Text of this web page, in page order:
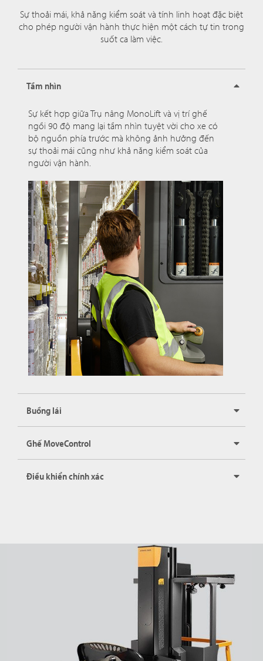
Sự thoải mái, khả năng kiểm soát và tính linh hoạt đặc biệt
cho phép người vận hành thực hiện một cách tự tin trong
suốt ca làm việc.
Tầm nhìn
Sự kết hợp giữa Trụ nâng MonoLift và vị trí ghế
ngồi 90 độ mang lại tầm nhìn tuyệt vời cho xe có
bộ nguồn phía trước mà không ảnh hưởng đến
sự thoải mái cũng như khả năng kiểm soát của
người vận hành.
Buồng lái
Ghế MoveControl
Điều khiển chính xác